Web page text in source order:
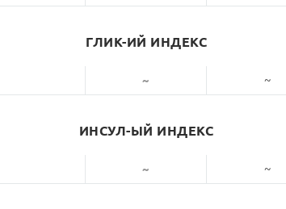
ГЛИК-ИЙ ИНДЕКС
~ ~
ИНСУЛ-ЫЙ ИНДЕКС
~ ~